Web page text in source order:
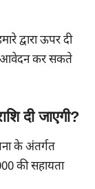
द्वारा ऊपर दी
आवेदन कर सकते
दी जाएगी?
के अंतर्गत
की सहायता